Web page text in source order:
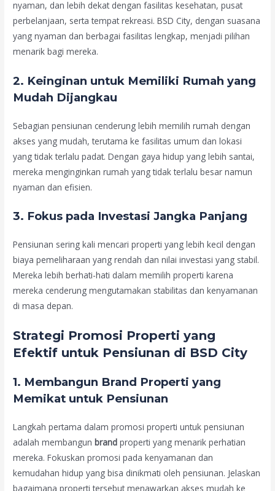
nyaman, dan lebih dekat dengan fasilitas kesehatan, pusat
perbelanjaan, serta tempat rekreasi. BSD City, dengan suasana
yang nyaman dan berbagai fasilitas lengkap, menjadi pilihan
menarik bagi mereka.
2. Keinginan untuk Memiliki Rumah yang
Mudah Dijangkau
Sebagian pensiunan cenderung lebih memilih rumah dengan
akses yang mudah, terutama ke fasilitas umum dan lokasi
yang tidak terlalu padat. Dengan gaya hidup yang lebih santai,
mereka menginginkan rumah yang tidak terlalu besar namun
nyaman dan efisien.
3. Fokus pada Investasi Jangka Panjang
Pensiunan sering kali mencari properti yang lebih kecil dengan
biaya pemeliharaan yang rendah dan nilai investasi yang stabil.
Mereka lebih berhati-hati dalam memilih properti karena
mereka cenderung mengutamakan stabilitas dan kenyamanan
di masa depan.
Strategi Promosi Properti yang
Efektif untuk Pensiunan di BSD City
1. Membangun Brand Properti yang
Memikat untuk Pensiunan
Langkah pertama dalam promosi properti untuk pensiunan
adalah membangun brand properti yang menarik perhatian
mereka. Fokuskan promosi pada kenyamanan dan
kemudahan hidup yang bisa dinikmati oleh pensiunan. Jelaskan
bagaimana properti tersebut menawarkan akses mudah ke